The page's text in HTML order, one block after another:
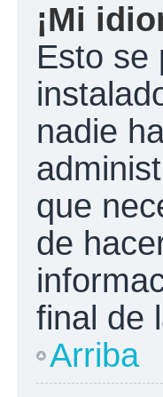
¡Mi
Esto se
nadie
que
de
final de
Arriba